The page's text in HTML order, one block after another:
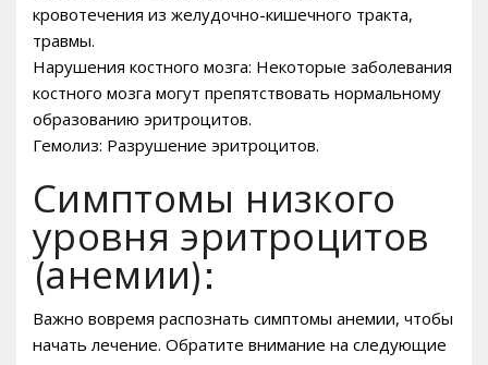
кровотечения из желудочно-кишечного тракта,
травмы.
Нарушения костного мозга: Некоторые заболевания
костного мозга могут препятствовать нормальному
образованию эритроцитов.
Гемолиз: Разрушение эритроцитов.
Симптомы низкого
уровня эритроцитов
(анемии):
Важно вовремя распознать симптомы анемии, чтобы
начать лечение. Обратите внимание на следующие